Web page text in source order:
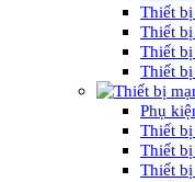
Thiết
Thiết
Thiết
Thiết
Phụ
Thiết
Thiết
Thiết